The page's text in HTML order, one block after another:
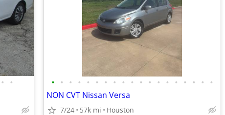
• • • • • • • • • • • • • • • • • • • • •
NON CVT Nissan Versa
7/24 57k mi Houston